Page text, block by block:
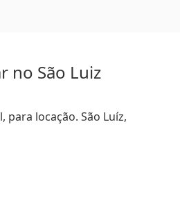
no São Luiz
para locação. São Luíz,